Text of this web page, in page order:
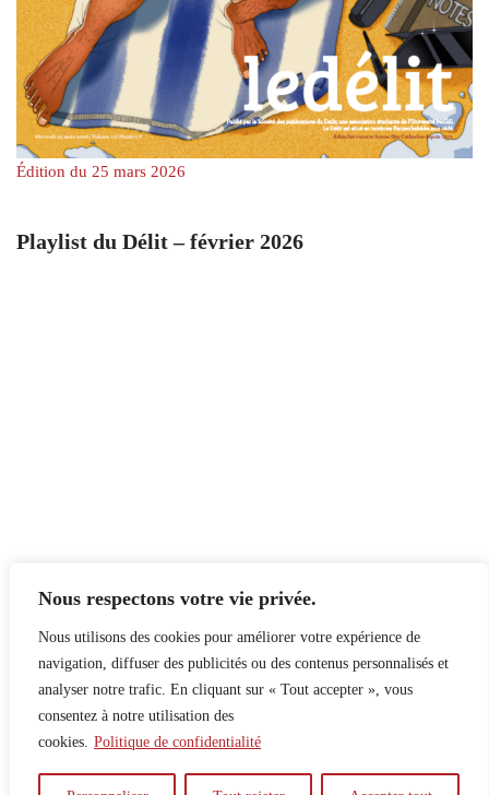
Nous respectons votre vie privée.
Nous utilisons des cookies pour améliorer votre expérience de
navigation, diffuser des publicités ou des contenus personnalisés et
analyser notre trafic. En cliquant sur « Tout accepter », vous
consentez à notre utilisation des
cookies. Politique de confidentialité
Édition du 25 mars 2026
Playlist du Délit – février 2026